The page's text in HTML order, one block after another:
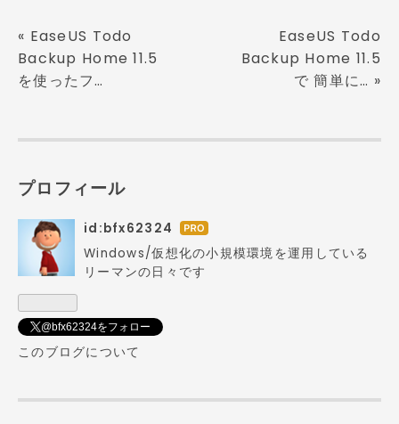
« EaseUS Todo
Backup Home 11.5
を使ったフ…
EaseUS Todo
Backup Home 11.5
で 簡単に… »
プロフィール
id:bfx62324 はて
なブ
ログ
Windows/仮想化の小規模環境を運用している
リーマンの日々です
@bfx62324をフォロー
このブログについて